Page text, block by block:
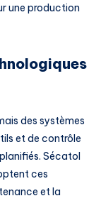
une production
des systèmes
et de contrôle
Sécatol
ces
et la